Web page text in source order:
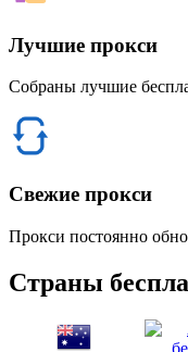
Лучшие прокси
Собраны лучшие
Свежие прокси
Прокси постоянно
Страны